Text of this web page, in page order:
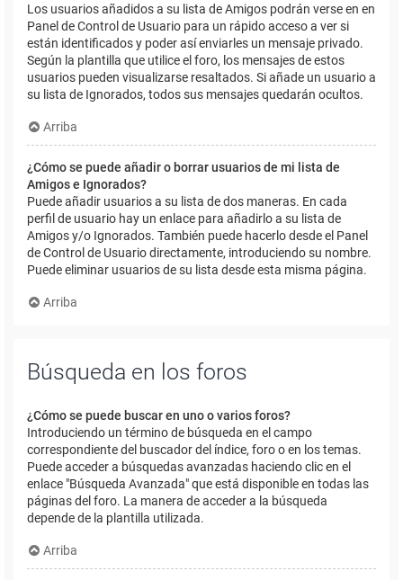
Los usuarios añadidos a su lista de Amigos podrán verse en en
Panel de Control de Usuario para un rápido acceso a ver si
están identificados y poder así enviarles un mensaje privado.
Según la plantilla que utilice el foro, los mensajes de estos
usuarios pueden visualizarse resaltados. Si añade un usuario a
su lista de Ignorados, todos sus mensajes quedarán ocultos.
Arriba
¿Cómo se puede añadir o borrar usuarios de mi lista de
Amigos e Ignorados?
Puede añadir usuarios a su lista de dos maneras. En cada
perfil de usuario hay un enlace para añadirlo a su lista de
Amigos y/o Ignorados. También puede hacerlo desde el Panel
de Control de Usuario directamente, introduciendo su nombre.
Puede eliminar usuarios de su lista desde esta misma página.
Arriba
Búsqueda en los foros
¿Cómo se puede buscar en uno o varios foros?
Introduciendo un término de búsqueda en el campo
correspondiente del buscador del índice, foro o en los temas.
Puede acceder a búsquedas avanzadas haciendo clic en el
enlace "Búsqueda Avanzada" que está disponible en todas las
páginas del foro. La manera de acceder a la búsqueda
depende de la plantilla utilizada.
Arriba